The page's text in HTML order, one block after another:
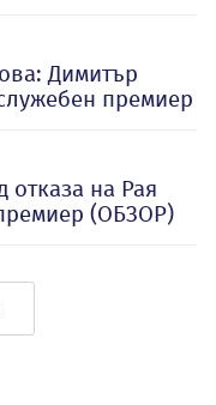
Димитър
премиер
отказа на Рая
(ОБЗОР)